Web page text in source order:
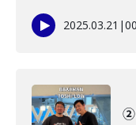
2025.03.21 |